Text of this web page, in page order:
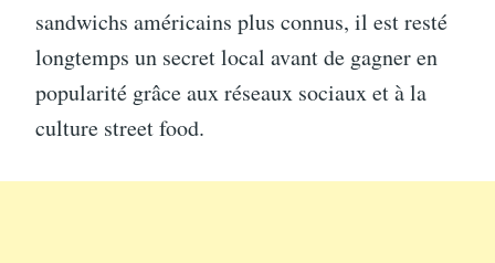
sandwichs américains plus connus, il est resté
longtemps un secret local avant de gagner en
popularité grâce aux réseaux sociaux et à la
culture street food.